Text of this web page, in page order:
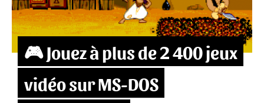
🎮 Jouez à plus de 2 400 jeux
vidéo sur MS-DOS